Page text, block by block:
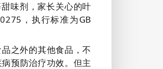
味剂，家长关心的叶
， 执行标准为GB
之外的其他食品，不
预防治疗功效。但主